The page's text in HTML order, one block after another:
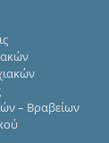
– Βραβείων